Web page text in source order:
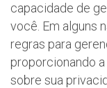
capacidade de
você. Em alguns
regras para
proporcionando
sobre sua